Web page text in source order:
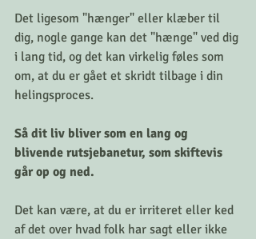
Det ligesom "hænger" eller klæber til
dig, nogle gange kan det "hænge" ved dig
i lang tid, og det kan virkelig føles som
om, at du er gået et skridt tilbage i din
helingsproces.
Så dit liv bliver som en lang og
blivende rutsjebanetur, som skiftevis
går op og ned.
Det kan være, at du er irriteret eller ked
af det over hvad folk har sagt eller ikke